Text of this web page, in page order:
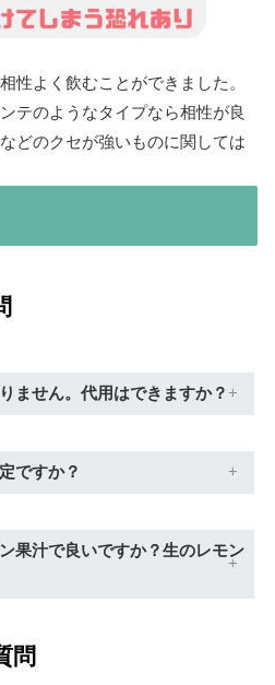
性よく飲むことができました。
テのようなタイプなら相性が良
どのクセが強いものに関しては
ません。代用はできますか？
ですか？
果汁で良いですか？生のレモン
問